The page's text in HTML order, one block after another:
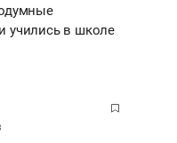
учились в школе